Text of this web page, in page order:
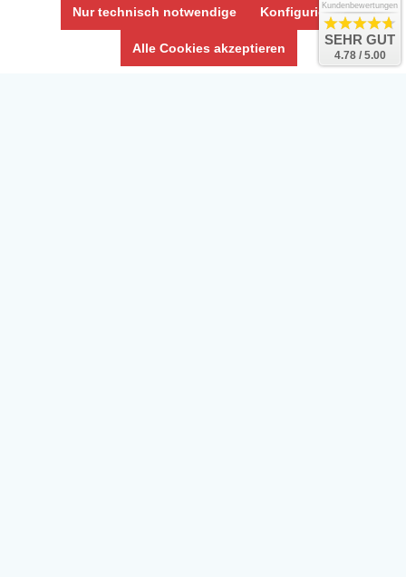
Nur technisch notwendige Konfigurieren
Alle Cookies akzeptieren
Kundenbewertungen
SEHR GUT
4.78 / 5.00